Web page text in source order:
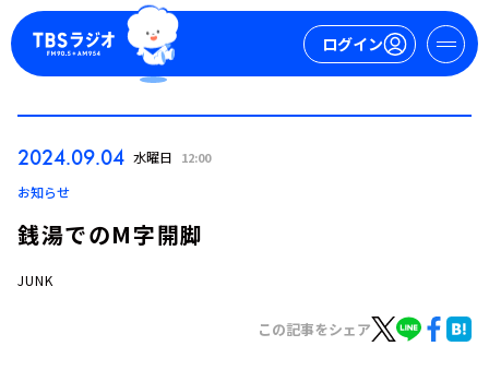
ログイン
2024.09.04 水曜日 12:00
お知らせ
銭湯でのM字開脚
JUNK
この記事をシェア